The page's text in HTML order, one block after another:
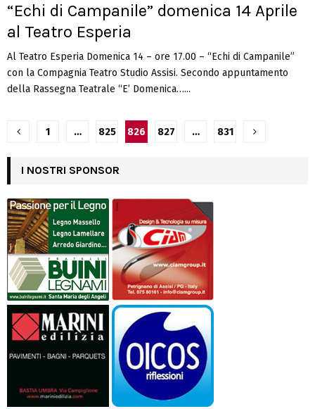
“Echi di Campanile” domenica 14 Aprile
al Teatro Esperia
Al Teatro Esperia Domenica 14 – ore 17.00 – “Echi di Campanile”
con la Compagnia Teatro Studio Assisi. Secondo appuntamento
della Rassegna Teatrale “E’ Domenica…...
Navigazione
articoli
1 … 825 826 827 … 831
I NOSTRI SPONSOR